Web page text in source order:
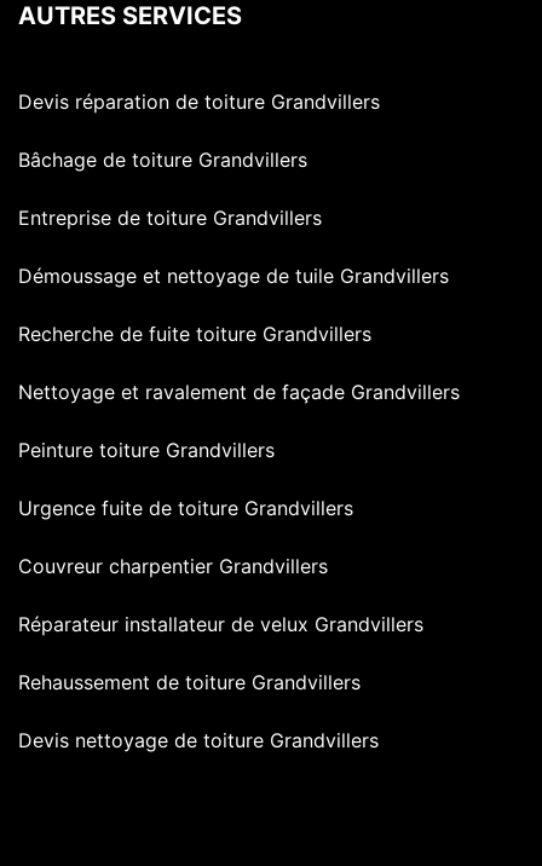
AUTRES SERVICES
Devis réparation de toiture Grandvillers
Bâchage de toiture Grandvillers
Entreprise de toiture Grandvillers
Démoussage et nettoyage de tuile Grandvillers
Recherche de fuite toiture Grandvillers
Nettoyage et ravalement de façade Grandvillers
Peinture toiture Grandvillers
Urgence fuite de toiture Grandvillers
Couvreur charpentier Grandvillers
Réparateur installateur de velux Grandvillers
Rehaussement de toiture Grandvillers
Devis nettoyage de toiture Grandvillers